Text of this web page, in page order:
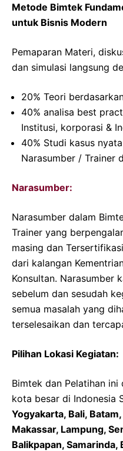
Metode Bimtek
untuk Bisnis Modern
Pemaparan Materi,
dan simulasi langsung
20% Teori
40% analisa best
Institusi, korporasi &
40% Studi kasus
Narasumber / Trainer
Narasumber:
Narasumber dalam
Trainer yang
masing dan
dari kalangan
Konsultan. Narasumber
sebelum dan sesudah
semua masalah yang
terselesaikan dan
Pilihan Lokasi Kegiatan:
Bimtek dan Pelatihan ini
kota besar di Indonesia
Yogyakarta, Bali,
Makassar, Lampung,
Balikpapan, Samarinda,